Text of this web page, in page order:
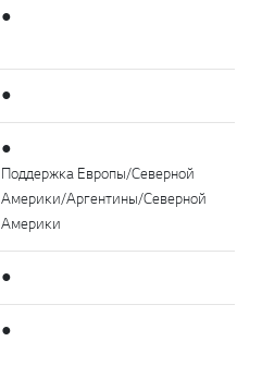
●
●
●
Поддержка Европы/Северной
Америки/Аргентины/Северной
Америки
●
●